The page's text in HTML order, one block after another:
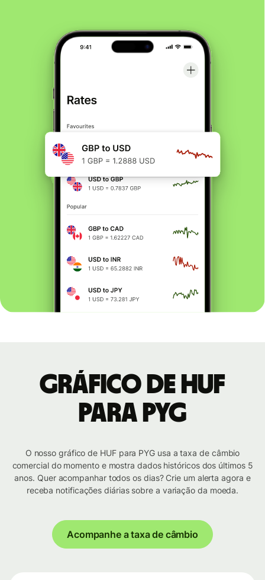
Gráfico de HUF
para PYG
O nosso gráfico de HUF para PYG usa a taxa de câmbio
comercial do momento e mostra dados históricos dos últimos 5
anos. Quer acompanhar todos os dias? Crie um alerta agora e
receba notificações diárias sobre a variação da moeda.
Acompanhe a taxa de câmbio